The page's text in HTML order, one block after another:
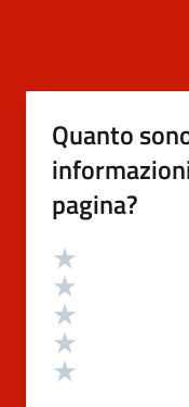
Quanto
pagina?
Valutazione